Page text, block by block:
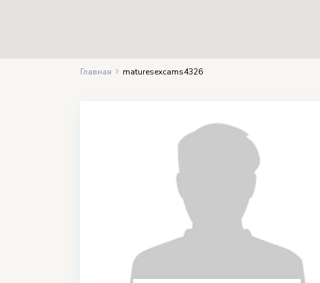
Главная maturesexcams4326